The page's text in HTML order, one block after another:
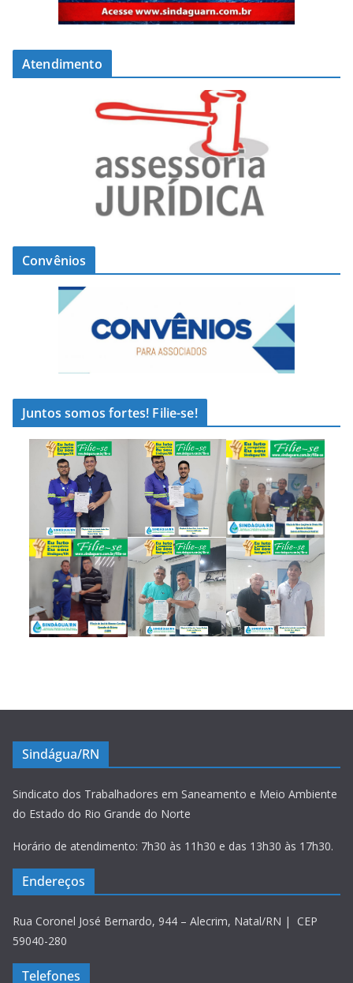
Atendimento
Convênios
Juntos somos fortes! Filie-se!
Sindágua/RN
Sindicato dos Trabalhadores em Saneamento e Meio Ambiente
do Estado do Rio Grande do Norte
Horário de atendimento: 7h30 às 11h30 e das 13h30 às 17h30.
Endereços
Rua Coronel José Bernardo, 944 – Alecrim, Natal/RN | CEP
59040-280
Telefones